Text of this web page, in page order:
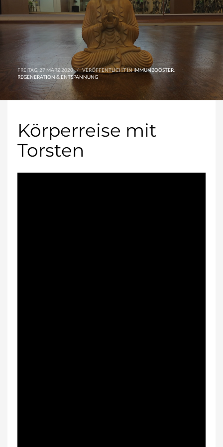
FREITAG, 27 MÄRZ 2020 / VERÖFFENTLICHT INIMMUNBOOSTER
REGENERATION & ENTSPANNUNG
Körperreise mit
Torsten